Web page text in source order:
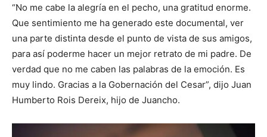
“No me cabe la alegría en el pecho, una gratitud enorme.
Que sentimiento me ha generado este documental, ver
una parte distinta desde el punto de vista de sus amigos,
para así poderme hacer un mejor retrato de mi padre. De
verdad que no me caben las palabras de la emoción. Es
muy lindo. Gracias a la Gobernación del Cesar”, dijo Juan
Humberto Rois Dereix, hijo de Juancho.